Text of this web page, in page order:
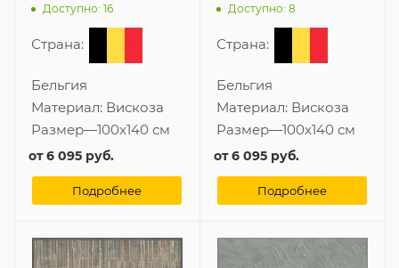
Доступно: 16
Страна:
Бельгия
Материал: Вискоза
Размер—100x140 см
от6 095 руб.
Подробнее
Доступно: 8
Страна:
Бельгия
Материал: Вискоза
Размер—100x140 см
от6 095 руб.
Подробнее